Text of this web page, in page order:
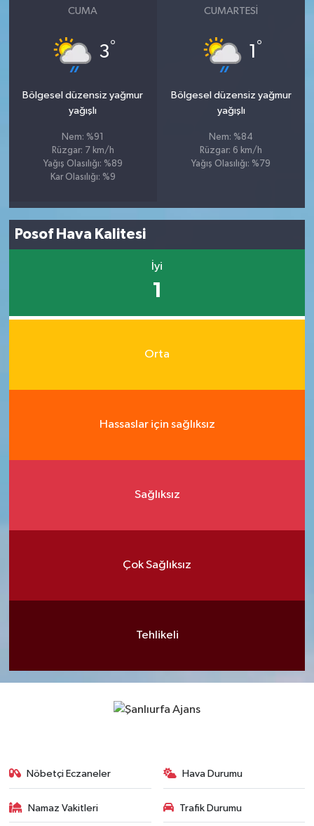
CUMA
3°
Bölgesel düzensiz yağmur
yağışlı
Nem: %91
Rüzgar: 7 km/h
Yağış Olasılığı: %89
Kar Olasılığı: %9
CUMARTESI
1 °
Bölgesel düzensiz yağmur
yağışlı
Nem: %84
Rüzgar: 6 km/h
Yağış Olasılığı: %79
Posof Hava Kalitesi
İyi
1
Orta
Hassaslar için sağlıksız
Sağlıksız
Çok Sağlıksız
Tehlikeli
Nöbetçi Eczaneler Hava Durumu
Namaz Vakitleri Trafik Durumu